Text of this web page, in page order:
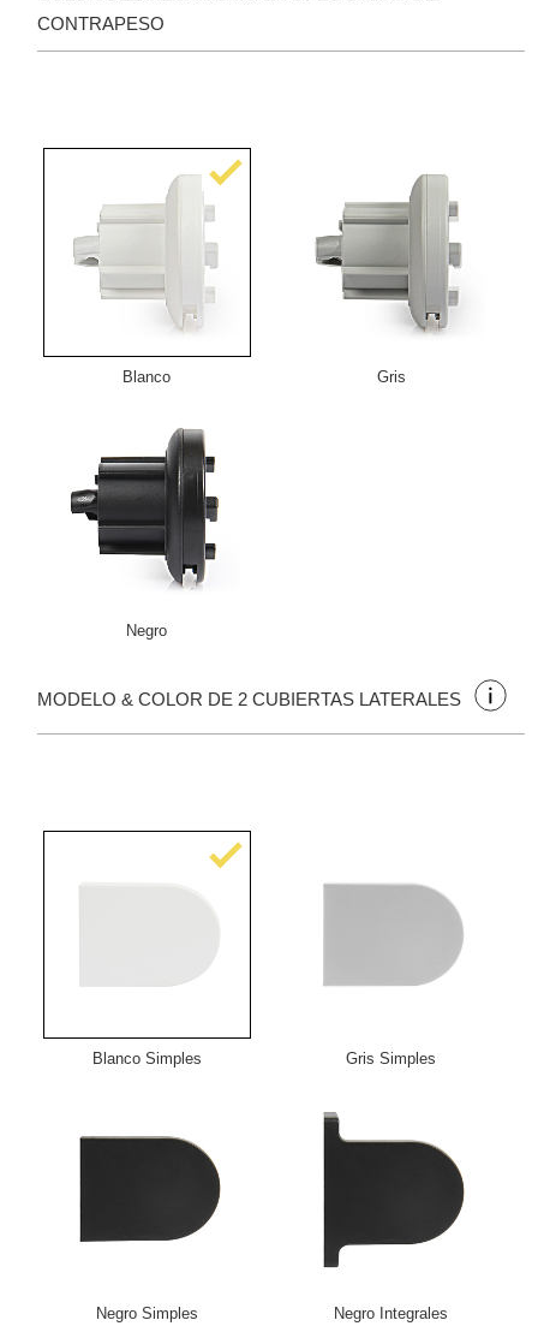
CONTRAPESO
Blanco Gris
Negro
MODELO & COLOR DE 2 CUBIERTAS LATERALES
Blanco Simples Gris Simples
Negro Simples Negro Integrales